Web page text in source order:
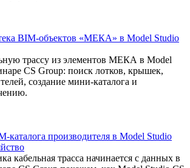
BIM-объектов «МЕКА» в Model Studio
трассу из элементов МЕКА в Model
CS Group: поиск лотков, крышек,
создание мини-каталога и
производителя в Model Studio
кабельная трасса начинается с данных в